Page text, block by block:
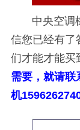
中央空调
信您已经有了
们才能才能买
需要，就请联
机